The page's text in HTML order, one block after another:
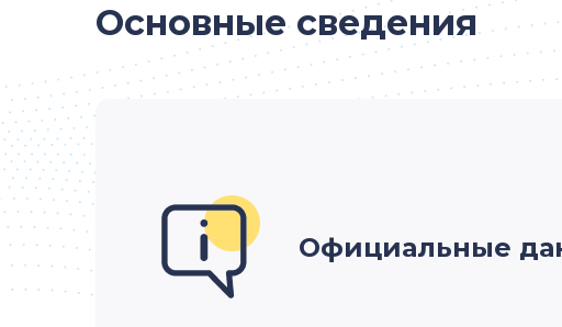
Основные сведения
Официальные